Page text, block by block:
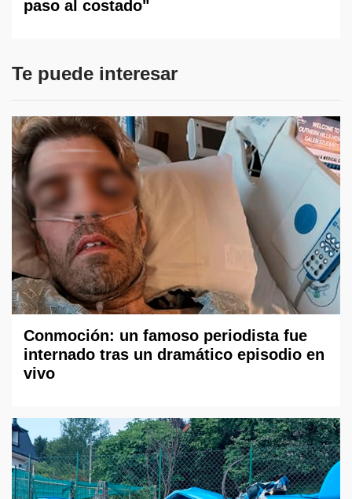
paso al costado"
Te puede interesar
Conmoción: un famoso periodista fue
internado tras un dramático episodio en
vivo